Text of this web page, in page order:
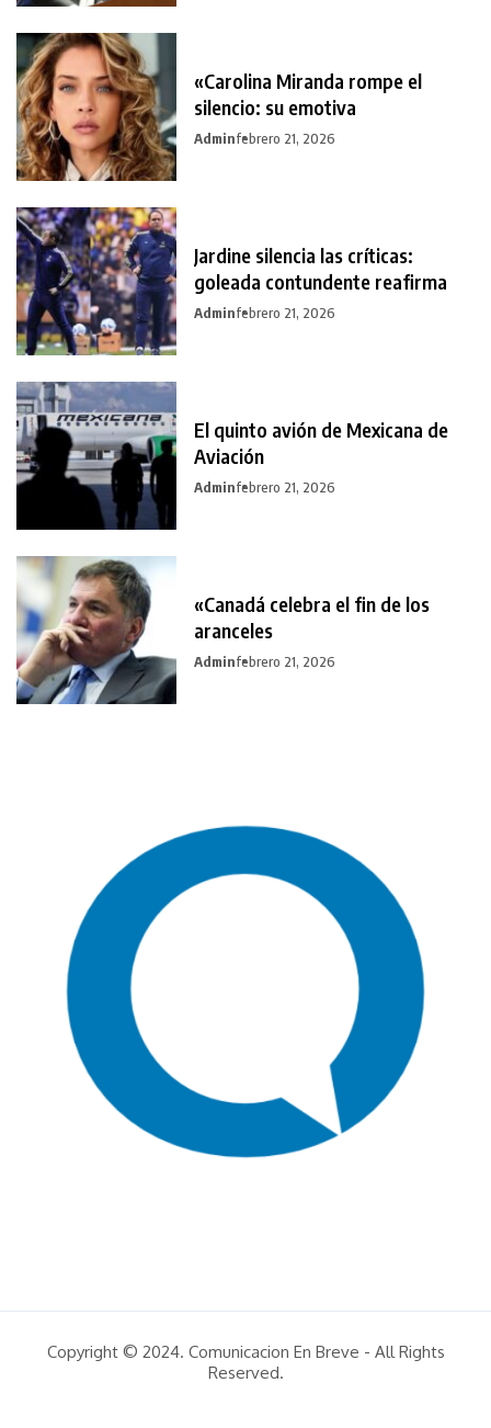
«Carolina Miranda rompe el
silencio: su emotiva
Adminfebrero 21, 2026
Jardine silencia las críticas:
goleada contundente reafirma
Adminfebrero 21, 2026
El quinto avión de Mexicana de
Aviación
Adminfebrero 21, 2026
«Canadá celebra el fin de los
aranceles
Adminfebrero 21, 2026
Copyright © 2024. Comunicacion En Breve - All Rights
Reserved.